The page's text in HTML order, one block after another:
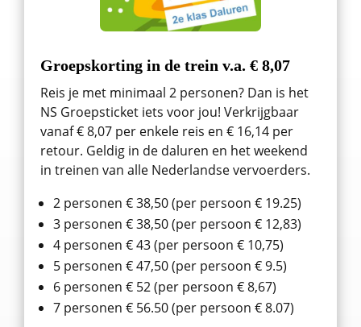
Groepskorting in de trein v.a. € 8,07
Reis je met minimaal 2 personen? Dan is het
NS Groepsticket iets voor jou! Verkrijgbaar
vanaf € 8,07 per enkele reis en € 16,14 per
retour. Geldig in de daluren en het weekend
in treinen van alle Nederlandse vervoerders.
2 personen € 38,50 (per persoon € 19.25)
3 personen € 38,50 (per persoon € 12,83)
4 personen € 43 (per persoon € 10,75)
5 personen € 47,50 (per persoon € 9.5)
6 personen € 52 (per persoon € 8,67)
7 personen € 56.50 (per persoon € 8.07)